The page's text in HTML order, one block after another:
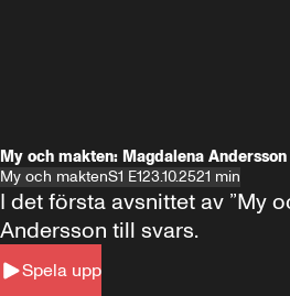
My och makten: Magdalena
My och maktenS1 E123.10.2521 min
Spela upp
I det första avsnittet av ”My
Andersson till svars.